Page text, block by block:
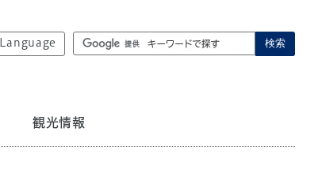
Language 検索
観光情報